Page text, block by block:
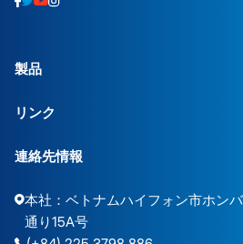
製品
リンク
連絡先情報
本社：ベトナムハイフォン市ホン
通り15A号